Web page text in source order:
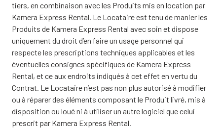
tiers, en combinaison avec les Produits mis en location par
Kamera Express Rental. Le Locataire est tenu de manier les
Produits de Kamera Express Rental avec soin et dispose
uniquement du droit d’en faire un usage personnel qui
respecte les prescriptions techniques applicables et les
éventuelles consignes spécifiques de Kamera Express
Rental, et ce aux endroits indiqués à cet effet en vertu du
Contrat. Le Locataire n’est pas non plus autorisé à modifier
ou à réparer des éléments composant le Produit livré, mis à
disposition ou loué ni à utiliser un autre logiciel que celui
prescrit par Kamera Express Rental.